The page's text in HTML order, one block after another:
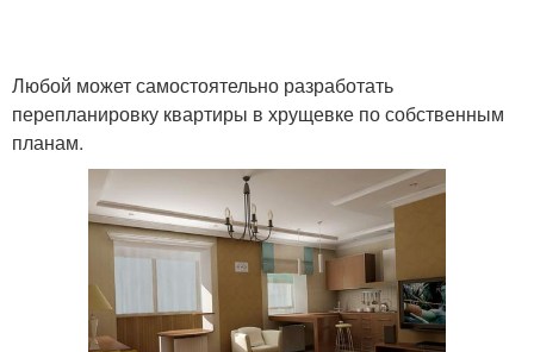
Любой может самостоятельно разработать
перепланировку квартиры в хрущевке по собственным
планам.